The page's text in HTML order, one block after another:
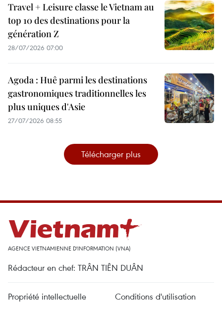
Travel + Leisure classe le Vietnam au
top 10 des destinations pour la
génération Z
28/07/2026 07:00
Agoda : Huê parmi les destinations
gastronomiques traditionnelles les
plus uniques d'Asie
27/07/2026 08:55
Télécharger plus
AGENCE VIETNAMIENNE D'INFORMATION (VNA)
Rédacteur en chef: TRÂN TIÊN DUÂN
Propriété intellectuelle
Conditions d'utilisation